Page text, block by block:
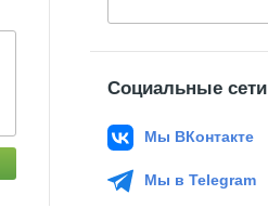
Социальные сети
Мы ВКонтакте
Мы в Telegram